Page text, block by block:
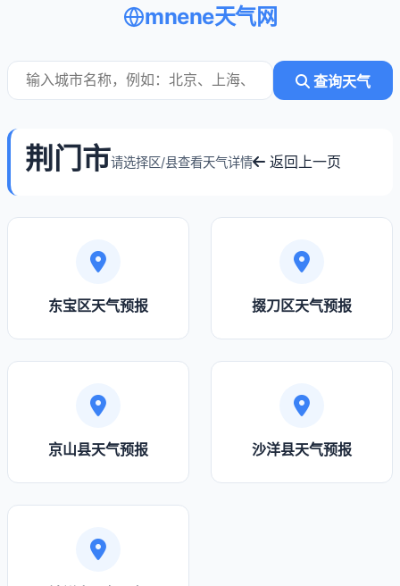
mnene天气网
查询天气
荆门市请选择区/县查看天气详情 返回上一页
东宝区天气预报 掇刀区天气预报
京山县天气预报 沙洋县天气预报